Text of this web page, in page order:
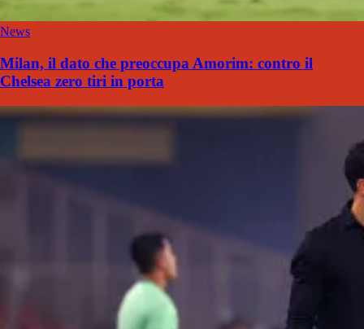
News
Milan, il dato che preoccupa Amorim: contro il
Chelsea zero tiri in porta